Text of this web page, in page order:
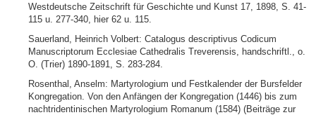
Westdeutsche Zeitschrift für Geschichte und Kunst 17, 1898, S. 41-
115 u. 277-340, hier 62 u. 115.
Sauerland, Heinrich Volbert: Catalogus descriptivus Codicum
Manuscriptorum Ecclesiae Cathedralis Treverensis, handschriftl., o.
O. (Trier) 1890-1891, S. 283-284.
Rosenthal, Anselm: Martyrologium und Festkalender der Bursfelder
Kongregation. Von den Anfängen der Kongregation (1446) bis zum
nachtridentinischen Martyrologium Romanum (1584) (Beiträge zur